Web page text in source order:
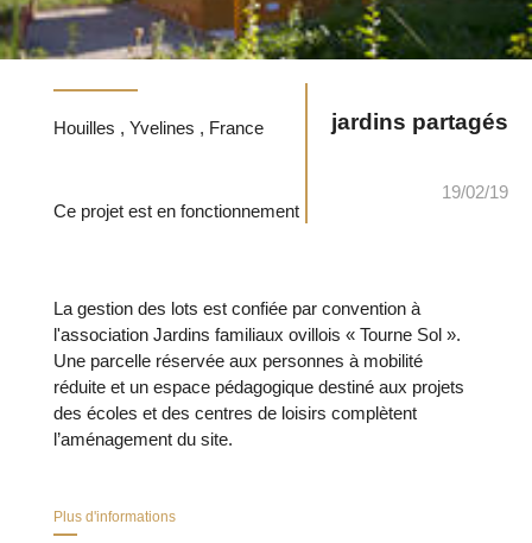
19/02/19
jardins partagés
Houilles , Yvelines , France
Ce projet est en fonctionnement
La gestion des lots est confiée par convention à
l'association Jardins familiaux ovillois « Tourne Sol ».
Une parcelle réservée aux personnes à mobilité
réduite et un espace pédagogique destiné aux projets
des écoles et des centres de loisirs complètent
l’aménagement du site.
Plus d'informations